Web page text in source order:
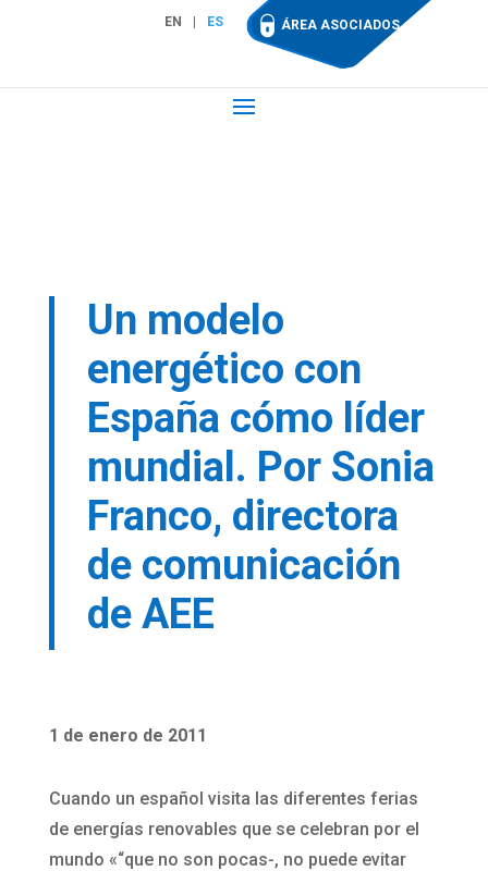
EN ES ÁREA ASOCIADOS
Un modelo
energético con
España cómo líder
mundial. Por Sonia
Franco, directora
de comunicación
de AEE
1 de enero de 2011
Cuando un español visita las diferentes ferias
de energías renovables que se celebran por el
mundo «“que no son pocas-, no puede evitar